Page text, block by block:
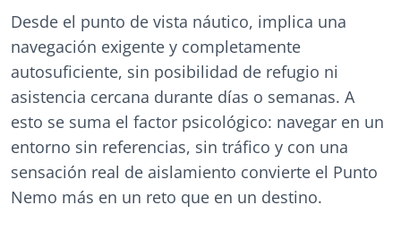
Desde el punto de vista náutico, implica una
navegación exigente y completamente
autosuficiente, sin posibilidad de refugio ni
asistencia cercana durante días o semanas. A
esto se suma el factor psicológico: navegar en un
entorno sin referencias, sin tráfico y con una
sensación real de aislamiento convierte el Punto
Nemo más en un reto que en un destino.